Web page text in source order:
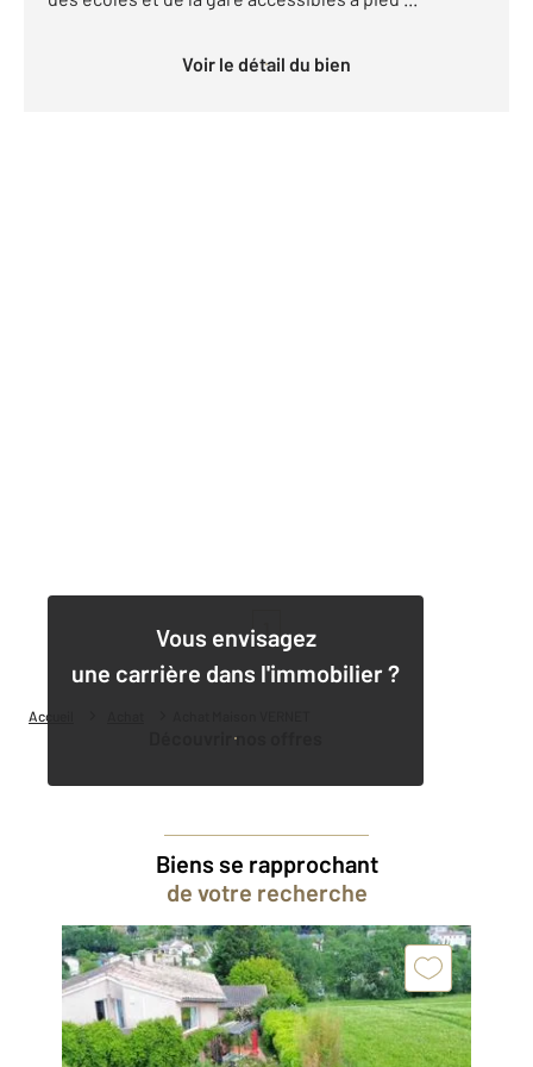
Accueil
Voir le détail du bien
Vous envisagez
une carrière dans l'immobilier ?
Découvrir nos offres
1
Biens se rapprochant
de votre recherche